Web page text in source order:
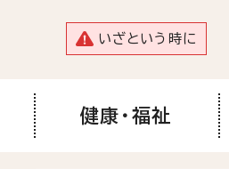
いざという時に
健康・福祉